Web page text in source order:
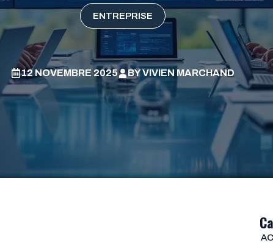
ENTREPRISE
12 NOVEMBRE 2025 BYVIVIEN MARCHAND